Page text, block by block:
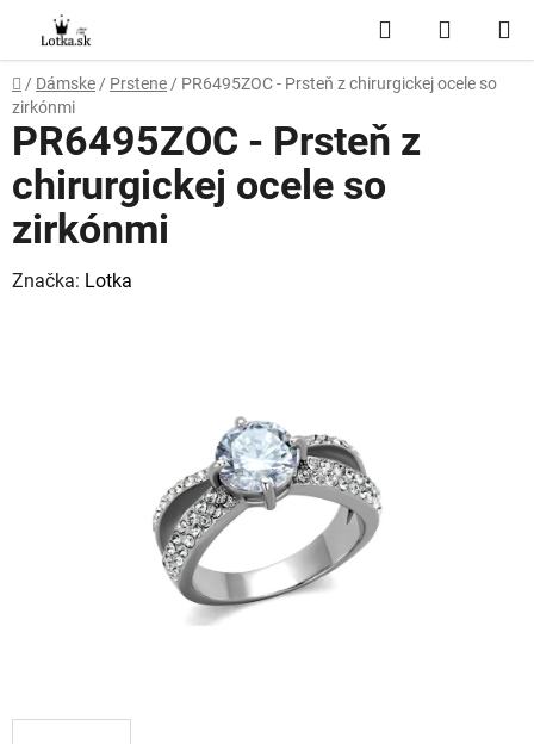
obsah
Hľadať
KOŠÍK
Domov
/ Dámske / Prstene / PR6495ZOC - Prsteň z chirurgickej ocele so
zirkónmi
PR6495ZOC - Prsteň z
chirurgickej ocele so
zirkónmi
Značka: Lotka